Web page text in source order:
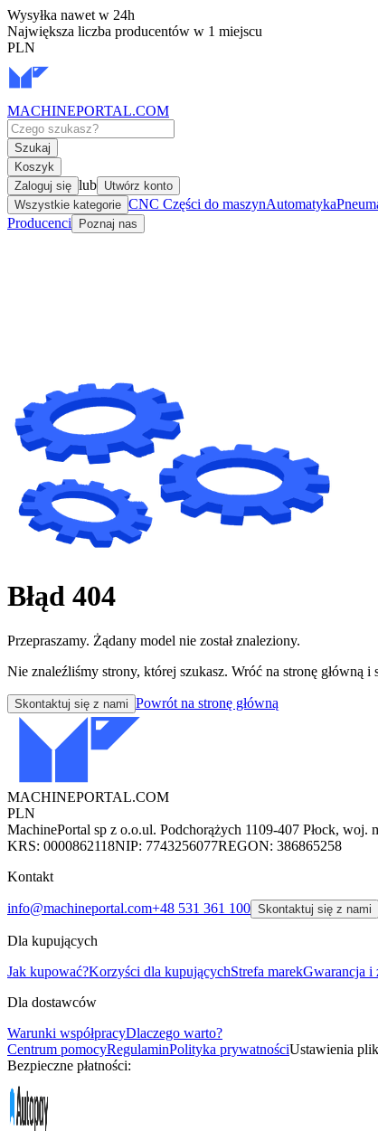
Wysyłka nawet w 24h
Największa liczba producentów w 1 miejscu
PLN
MACHINEPORTAL.COM
Szukaj
Koszyk
Zaloguj się lub Utwórz konto
Wszystkie kategorie CNC Części do maszynAutomatyka
Producenci
Poznaj nas
Błąd 404
Przepraszamy. Żądany model nie został znaleziony.
Nie znaleźliśmy strony, której szukasz. Wróć na stronę główną
Skontaktuj się z nami Powrót na stronę główną
MACHINEPORTAL.COM
PLN
MachinePortal sp z o.o.ul. Podchorążych 1109-407 Płock, woj.
KRS: 0000862118NIP: 7743256077REGON: 386865258
Kontakt
info@machineportal.com+48 531 361 100 Skontaktuj się z nami
Dla kupujących
Jak kupować?Korzyści dla kupującychStrefa marekGwarancja i
Dla dostawców
Warunki współpracyDlaczego warto?
Centrum pomocyRegulaminPolityka prywatnościUstawienia
Bezpieczne płatności: